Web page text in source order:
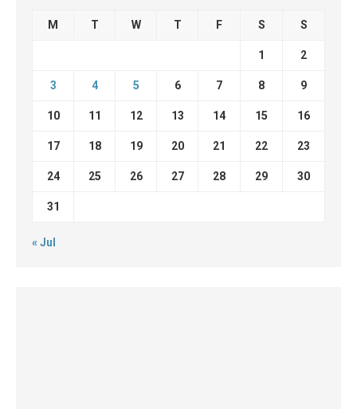
M T W T F S S
1 2
3 4 5 6 7 8 9
10 11 12 13 14 15 16
17 18 19 20 21 22 23
24 25 26 27 28 29 30
31
« Jul